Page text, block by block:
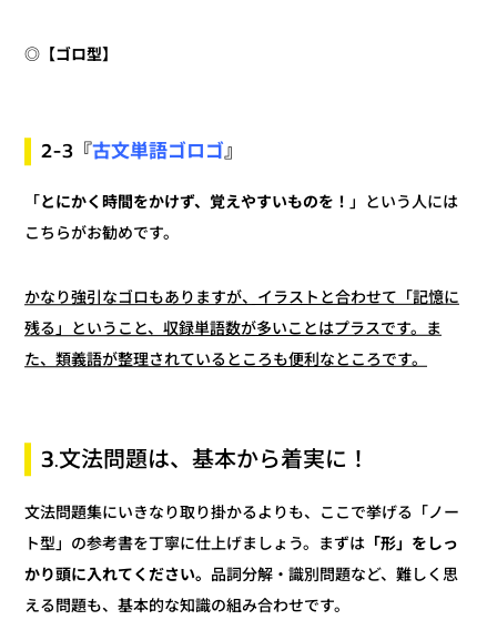
◎ 【ゴロ型】
2-3『古文単語ゴロゴ』
「とにかく時間をかけず、覚えやすいものを！」という人には
こちらがお勧めです。
かなり強引なゴロもありますが、イラストと合わせて「記憶に
残る」ということ、収録単語数が多いことはプラスです。ま
た、類義語が整理されているところも便利なところです。
3.文法問題は、基本から着実に！
文法問題集にいきなり取り掛かるよりも、ここで挙げる「ノー
ト型」の参考書を丁寧に仕上げましょう。まずは 「形」をしっ
かり頭に入れてください。 品詞分解・識別問題など、難しく思
える問題も、基本的な知識の組み合わせです。